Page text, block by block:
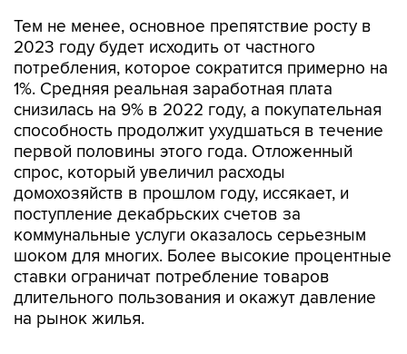
Тем не менее, основное препятствие росту в
2023 году будет исходить от частного
потребления, которое сократится примерно на
1%. Средняя реальная заработная плата
снизилась на 9% в 2022 году, а покупательная
способность продолжит ухудшаться в течение
первой половины этого года. Отложенный
спрос, который увеличил расходы
домохозяйств в прошлом году, иссякает, и
поступление декабрьских счетов за
коммунальные услуги оказалось серьезным
шоком для многих. Более высокие процентные
ставки ограничат потребление товаров
длительного пользования и окажут давление
на рынок жилья.